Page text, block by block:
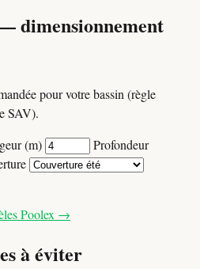
dimensionnement
pour votre bassin (règle
SAV).
(m)
Profondeur
Poolex →
à éviter